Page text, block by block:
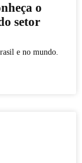
o
setor
e no mundo.